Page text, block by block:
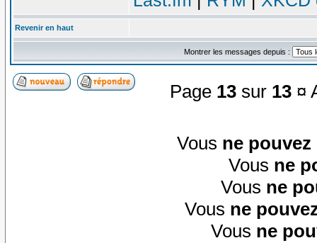
Revenir en haut
Montrer les messages depuis :
Page 13 sur 13 ¤
Vous ne pouvez
Vous ne
Vous ne
Vous ne
Vous ne